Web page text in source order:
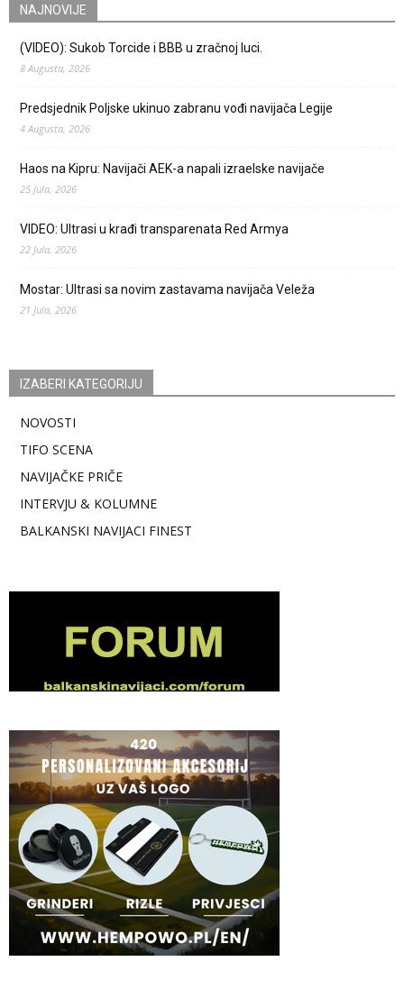
NAJNOVIJE
(VIDEO): Sukob Torcide i BBB u zračnoj luci.
8 Augusta, 2026
Predsjednik Poljske ukinuo zabranu vođi navijača Legije
4 Augusta, 2026
Haos na Kipru: Navijači AEK-a napali izraelske navijače
25 Jula, 2026
VIDEO: Ultrasi u krađi transparenata Red Armya
22 Jula, 2026
Mostar: Ultrasi sa novim zastavama navijača Veleža
21 Jula, 2026
IZABERI KATEGORIJU
NOVOSTI
TIFO SCENA
NAVIJAČKE PRIČE
INTERVJU & KOLUMNE
BALKANSKI NAVIJACI FINEST